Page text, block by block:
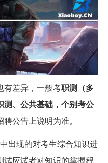
有差异，一般考职测（多
测、公共基础，个别考公
聘公告上说明为准。
出现的对考生综合知识进
应试者对知识的掌握程